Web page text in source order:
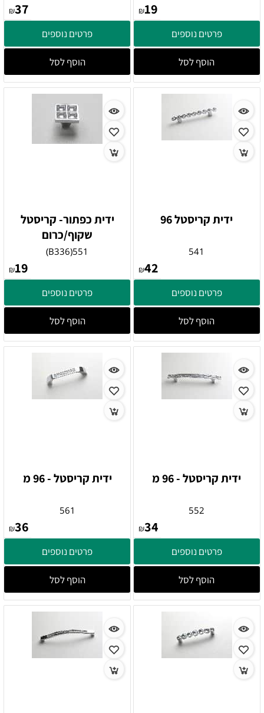
₪19
פרטים נוספים
הוסף לסל
₪37
פרטים נוספים
הוסף לסל
ידית קריסטל 96
541
₪42
פרטים נוספים
הוסף לסל
ידית כפתור- קריסטל
שקוף/כרום
551(B336)
₪19
פרטים נוספים
הוסף לסל
ידית קריסטל - 96 מ
552
₪34
פרטים נוספים
הוסף לסל
ידית קריסטל - 96 מ
561
₪36
פרטים נוספים
הוסף לסל